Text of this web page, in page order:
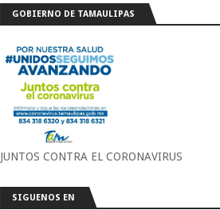
GOBIERNO DE TAMAULIPAS
JUNTOS CONTRA EL CORONAVIRUS
SIGUENOS EN